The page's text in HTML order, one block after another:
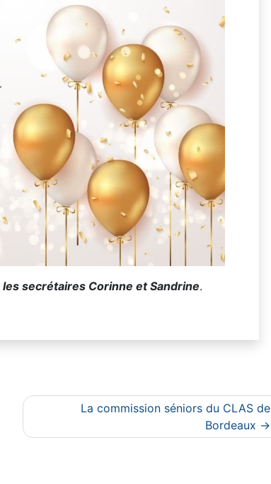
les secrétaires Corinne et Sandrine.
La commission séniors du CLAS de
Bordeaux